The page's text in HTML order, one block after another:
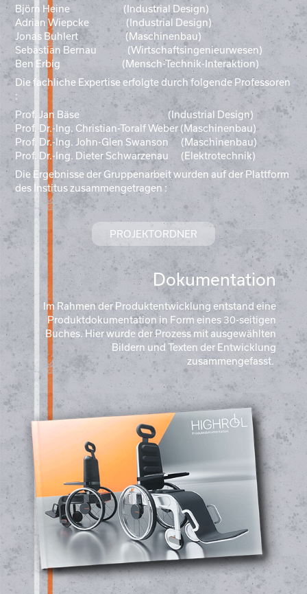
Björn Heine (Industrial Design)
Adrian Wiepcke (Industrial Design)
Jonas Buhlert (Maschinenbau)
Sebastian Bernau (Wirtschaftsingenieurwesen)
Ben Erbig (Mensch-Technik-Interaktion)
Die fachliche Expertise erfolgte durch folgende Professoren
:
Prof. Jan Bäse (Industrial Design)
Prof. Dr.-Ing. Christian-Toralf Weber (Maschinenbau)
Prof. Dr.-Ing. John-Glen Swanson (Maschinenbau)
Prof. Dr.-Ing. Dieter Schwarzenau (Elektrotechnik)
Die Ergebnisse der Gruppenarbeit wurden auf der Plattform
des Institus zusammengetragen :
PROJEKTORDNER
Dokumentation
Im Rahmen der Produktentwicklung entstand eine
Produktdokumentation in Form eines 30-seitigen
Buches. Hier wurde der Prozess mit ausgewählten
Bildern und Texten der Entwicklung
zusammengefasst.